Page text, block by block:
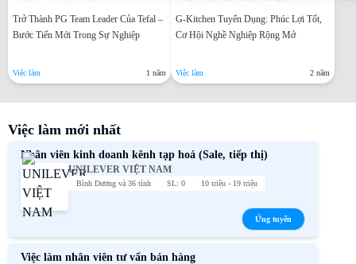
Việc làm mới nhất
Nhân viên kinh doanh kênh tạp hoá (Sale, tiếp thị)
UNILEVER VIỆT NAM
Bình Dương và 36 tỉnh SL: 0 10 triệu - 19 triệu
Ứng tuyển
Việc làm nhân viên tư vấn bán hàng
Trở Thành PG Team Leader Của Tefal –
Bước Tiến Mới Trong Sự Nghiệp
Việc làm 1 năm
G-Kitchen Tuyển Dụng: Phúc Lợi Tốt,
Cơ Hội Nghề Nghiệp Rộng Mở
Việc làm 2 năm